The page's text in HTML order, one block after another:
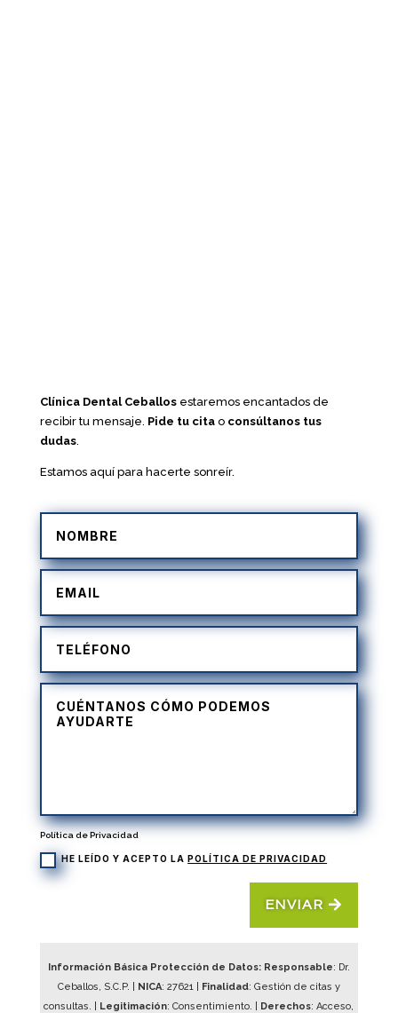
Clínica Dental Ceballosestaremos encantados de
recibir tu mensaje. Pide tu citao consúltanos tus
dudas.
Estamos aquí para hacerte sonreír.
Política de Privacidad
HE LEÍDO Y ACEPTO LA POLÍTICA DE PRIVACIDAD
ENVIAR
Información Básica Protección de Datos: Responsable: Dr.
Ceballos, S.C.P. |
NICA: 27621| Finalidad: Gestión de citas y
consultas. |
Legitimación: Consentimiento. | Derechos: Acceso,